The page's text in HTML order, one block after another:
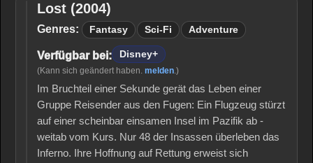
Lost
(2004)
Lost (2004)
Genres: Fantasy Sci-Fi Adventure
Verfügbar bei: Disney+
(Kann sich geändert haben. melden.)
Im Bruchteil einer Sekunde gerät das Leben einer
Gruppe Reisender aus den Fugen: Ein Flugzeug stürzt
auf einer scheinbar einsamen Insel im Pazifik ab -
weitab vom Kurs. Nur 48 der Insassen überleben das
Inferno. Ihre Hoffnung auf Rettung erweist sich